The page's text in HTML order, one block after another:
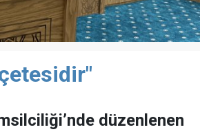
düzenlenen